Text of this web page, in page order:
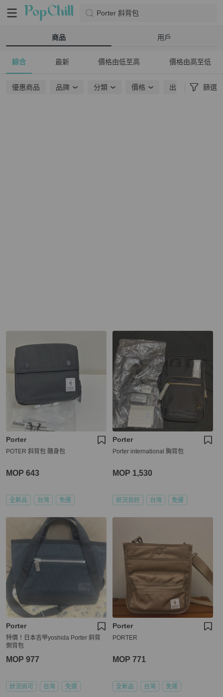
Porter 斜背包
商品 用戶
綜合 最新 價格由低至高 價格由高至低
優惠商品 品牌 分類 價格 出貨地點 篩選
Porter
POTER 斜背包 隨身包
MOP 643
全新品 台灣 免運
Porter
Porter international 胸背包
MOP 1,530
狀況良好 台灣 免運
Porter
特價！日本吉甲yoshida Porter 斜背
側背包
MOP 977
狀況尚可 台灣 免運
Porter
PORTER
MOP 771
全新品 台灣 免運